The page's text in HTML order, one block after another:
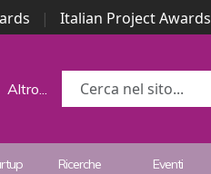
| Italian Project Awards
Altro...
Ricerche
Eventi